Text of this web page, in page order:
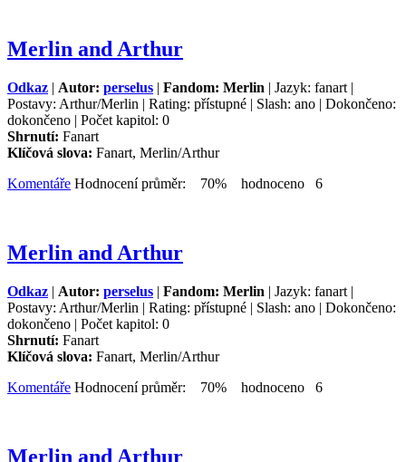
Merlin and Arthur
Odkaz | Autor: perselus | Fandom: Merlin | Jazyk: fanart |
Postavy: Arthur/Merlin | Rating: přístupné | Slash: ano | Dokončeno:
dokončeno | Počet kapitol: 0
Shrnutí: Fanart
Klíčová slova: Fanart, Merlin/Arthur
Komentáře Hodnocení průměr: 70% hodnoceno 6
Merlin and Arthur
Odkaz | Autor: perselus | Fandom: Merlin | Jazyk: fanart |
Postavy: Arthur/Merlin | Rating: přístupné | Slash: ano | Dokončeno:
dokončeno | Počet kapitol: 0
Shrnutí: Fanart
Klíčová slova: Fanart, Merlin/Arthur
Komentáře Hodnocení průměr: 70% hodnoceno 6
Merlin and Arthur